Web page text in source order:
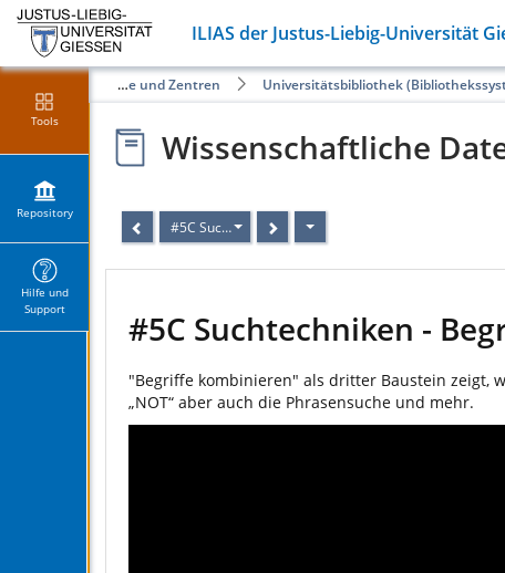
ILIAS der Justus-Liebig-Universität
Tools
Repository
Hilfe und
Support
Öffentliche Angebote der Fachbereiche und Zentren Universitätsbibliothek
Wissenschaftliche
#5C Suchtechniken - Begriffe kombinieren (= Teil C)
#5C Suchtechniken -
"Begriffe kombinieren" als dritter Baustein zeigt,
„NOT“ aber auch die Phrasensuche und mehr.